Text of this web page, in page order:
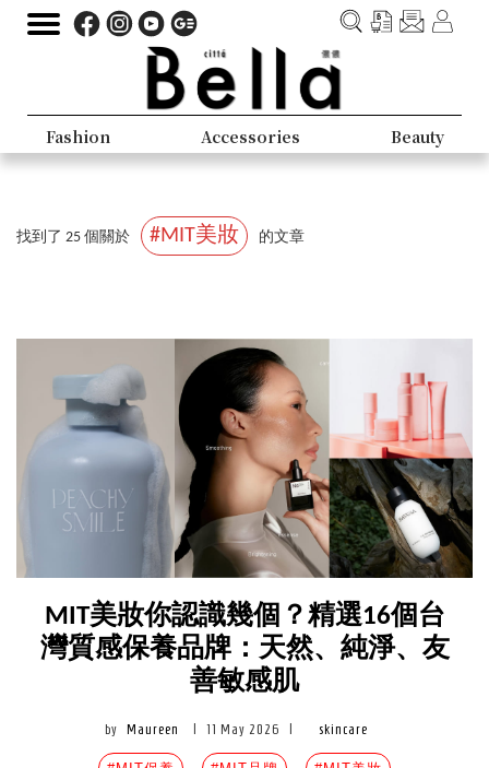
Fashion Accessories Beauty
找到了 25 個關於 #MIT美妝 的文章
MIT美妝你認識幾個？精選16個台
灣質感保養品牌：天然、純淨、友
善敏感肌
by Maureen 11 May 2026 skincare